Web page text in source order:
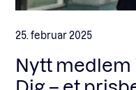
25. februar 2025
Nytt medlem